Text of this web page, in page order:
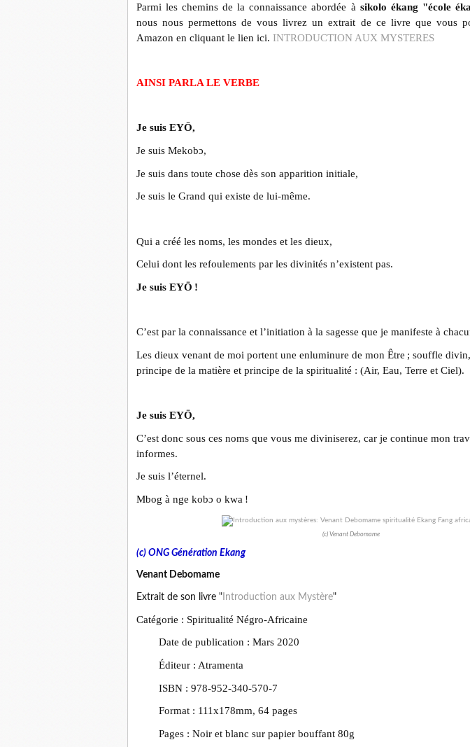
Parmi les chemins de la connaissance abordée à sikolo ékang "école
nous nous permettons de vous livrez un extrait de ce livre que vous
Amazon en cliquant le lien ici. INTRODUCTION AUX MYSTERES
AINSI PARLA LE VERBE
Je suis EYÖ,
Je suis Mekobɔ,
Je suis dans toute chose dès son apparition initiale,
Je suis le Grand qui existe de lui-même.
Qui a créé les noms, les mondes et les dieux,
Celui dont les refoulements par les divinités n’existent pas.
Je suis EYÖ !
C’est par la connaissance et l’initiation à la sagesse que je manifeste à
Les dieux venant de moi portent une enluminure de mon Être ; souffle
principe de la matière et principe de la spiritualité : (Air, Eau, Terre et Ciel).
Je suis EYÖ,
C’est donc sous ces noms que vous me diviniserez, car je continue mon
informes.
Je suis l’éternel.
Mbog à nge kobɔ o kwa !
(c) Venant Debomame
(c) ONG Génération Ekang
Venant Debomame
Extrait de son livre " Introduction aux Mystère"
Catégorie : Spiritualité Négro-Africaine
Date de publication : Mars 2020
Éditeur : Atramenta
ISBN : 978-952-340-570-7
Format : 111x178mm, 64 pages
Pages : Noir et blanc sur papier bouffant 80g